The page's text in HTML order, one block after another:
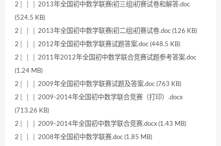
2│ │ │ 2013年全国初中数学联赛(初三组)初赛试卷和解答.doc
(524.5 KB)
2│ │ │ 2013年全国初中数学联赛(初二组)初赛试卷.doc (126 KB)
2│ │ │ 2012年全国初中数学联赛试题答案.doc (448.5 KB)
2│ │ │ 2011年2012年全国初中数学联合竞赛试题参考答案.doc
(1.24 MB)
2│ │ │ 2009年全国初中数学联赛试题及答案.doc (763 KB)
2│ │ │ 2009-2014年全国初中数学联合竞赛（打印）.docx
(713.26 KB)
2│ │ │ 2009-2014年全国初中数学联合竞赛.docx (1.43 MB)
2│ │ │ 2008年全国初中数学联赛.doc (1.85 MB)